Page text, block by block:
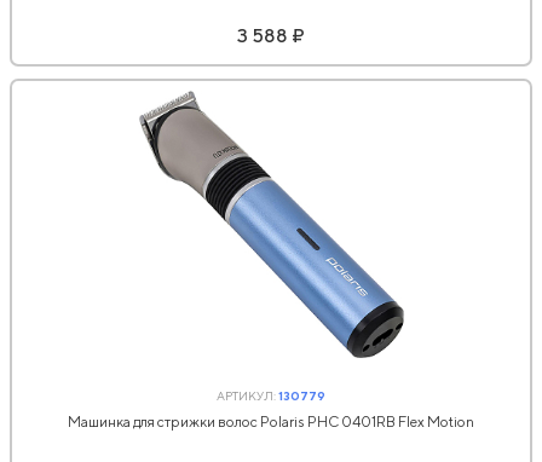
3 588 ₽
АРТИКУЛ:130779
Машинка для стрижки волос Polaris PHC 0401RB Flex Motion